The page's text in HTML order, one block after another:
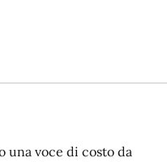
una voce di costo da